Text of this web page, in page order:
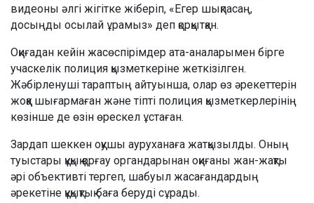
видеоны әлгі жігітке жіберіп, «Егер шықпасаң,
досыңды осылай ұрамыз» деп қорқытқан.
Оқиғадан кейін жасөспірімдер ата-аналарымен бірге
учаскелік полиция қызметкеріне жеткізілген.
Жәбірленуші тараптың айтуынша, олар өз әрекеттерін
жоққа шығармаған және тіпті полиция қызметкерлерінің
көзінше де өзін өрескел ұстаған.
Зардап шеккен оқушы ауруханаға жатқызылды. Оның
туыстары құқық қорғау органдарынан оқиғаны жан-жақты
әрі объективті тергеп, шабуыл жасағандардың
әрекетіне құқықтық баға беруді сұрады.